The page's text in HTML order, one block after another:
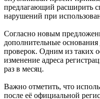
предлагающий расширить
нарушений при
Согласно новым
дополнительные
проверок. Одним из таких
изменение адреса
раз в месяц.
Важно отметить, что
после её официальной